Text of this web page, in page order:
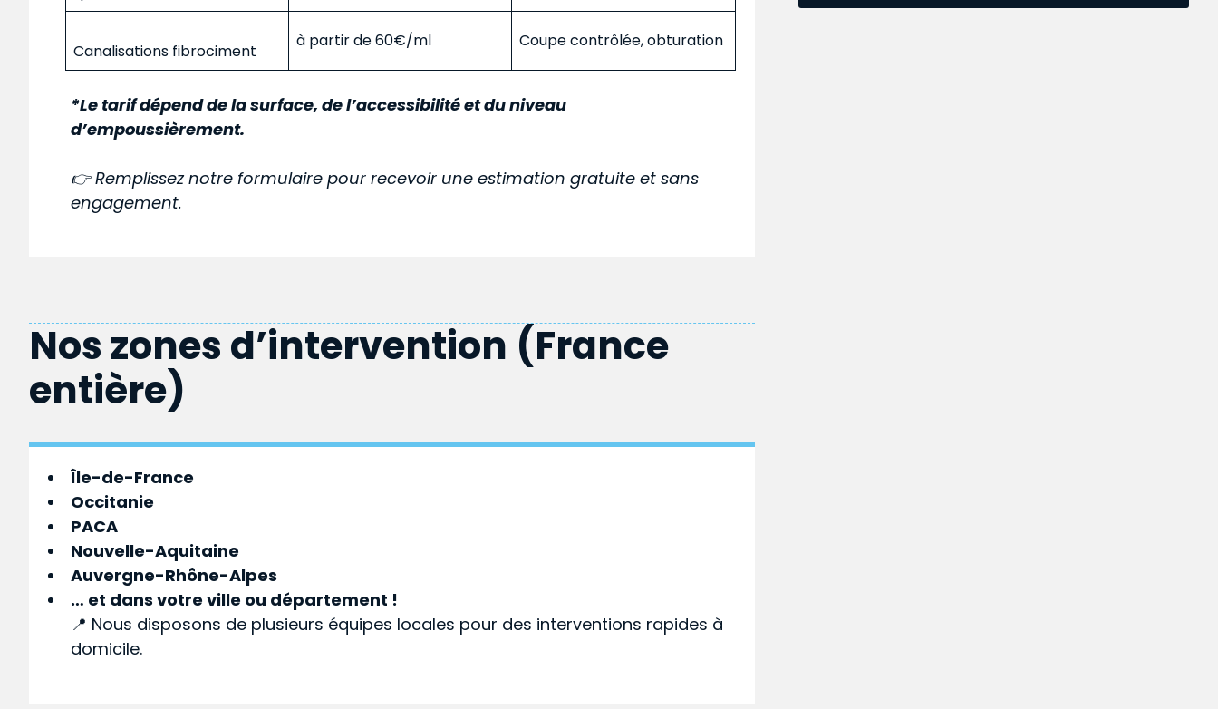
Canalisations fibrociment
à partir de 60€/ml Coupe contrôlée, obturation
*Le tarif dépend de la surface, de l’accessibilité et du niveau
d’empoussièrement.
👉 Remplissez notre formulaire pour recevoir une estimation gratuite et sans
engagement.
Nos zones d’intervention (France
entière)
Île-de-France
Occitanie
PACA
Nouvelle-Aquitaine
Auvergne-Rhône-Alpes
… et dans votreville ou département !
📍 Nous disposons de plusieurs équipes locales pour des interventions rapides à
domicile.